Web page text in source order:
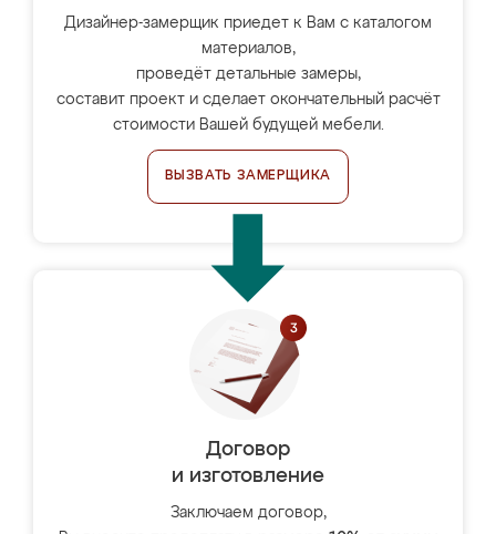
Дизайнер-замерщик приедет к Вам с каталогом
материалов,
проведёт детальные замеры,
составит проект и сделает окончательный расчёт
стоимости Вашей будущей мебели.
ВЫЗВАТЬ ЗАМЕРЩИКА
Договор
и изготовление
Заключаем договор,